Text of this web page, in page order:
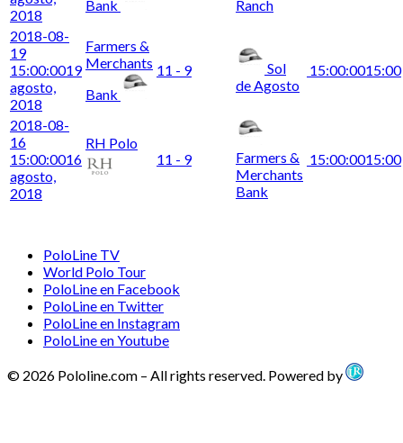
2018
Bank
Ranch
2018-08-
19
15:00:0019
agosto,
2018
Farmers &
Merchants
Bank
11 - 9
Sol
de Agosto
15:00:0015:00
2018-08-
16
15:00:0016
agosto,
2018
RH Polo
11 - 9
Farmers &
Merchants
Bank
15:00:0015:00
PoloLine TV
World Polo Tour
PoloLine en Facebook
PoloLine en Twitter
PoloLine en Instagram
PoloLine en Youtube
© 2026 Pololine.com – All rights reserved. Powered by